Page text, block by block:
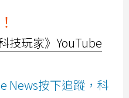
技玩家》YouTube
News按下追蹤，科